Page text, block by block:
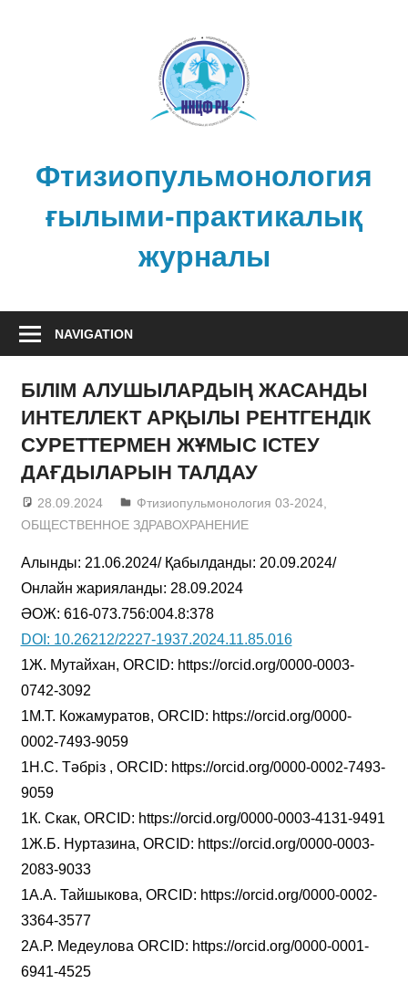
Фтизиопульмонология
ғылыми-практикалық
журналы
NAVIGATION
БІЛІМ АЛУШЫЛАРДЫҢ ЖАСАНДЫ
ИНТЕЛЛЕКТ АРҚЫЛЫ РЕНТГЕНДІК
СУРЕТТЕРМЕН ЖҰМЫС ІСТЕУ
ДАҒДЫЛАРЫН ТАЛДАУ
28.09.2024 admin
Фтизиопульмонология 03-2024
ОБЩЕСТВЕННОЕ ЗДРАВОХРАНЕНИЕ
Алынды: 21.06.2024/ Қабылданды: 20.09.2024/
Онлайн жарияланды: 28.09.2024
ӘОЖ: 616-073.756:004.8:378
DOI: 10.26212/2227-1937.2024.11.85.016
1Ж. Мутайхан, ORCID: https://orcid.org/0000-0003-
0742-3092
1М.Т. Кожамуратов, ORCID: https://orcid.org/0000-
0002-7493-9059
1Н.С. Тәбріз , ORCID: https://orcid.org/0000-0002-7493-
9059
1К. Скак, ORCID: https://orcid.org/0000-0003-4131-9491
1Ж.Б. Нуртазина, ORCID: https://orcid.org/0000-0003-
2083-9033
1А.А. Тайшыкова, ORCID: https://orcid.org/0000-0002-
3364-3577
2А.Р. Медеулова ORCID: https://orcid.org/0000-0001-
6941-4525